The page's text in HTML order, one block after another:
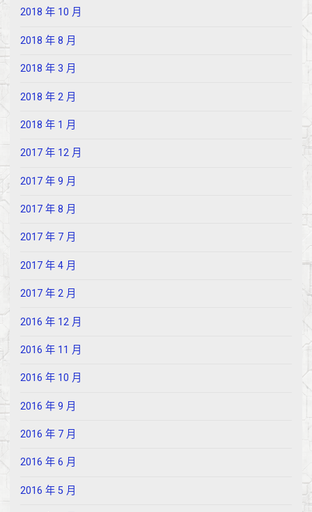
2018 年 10 月
2018 年 8 月
2018 年 3 月
2018 年 2 月
2018 年 1 月
2017 年 12 月
2017 年 9 月
2017 年 8 月
2017 年 7 月
2017 年 4 月
2017 年 2 月
2016 年 12 月
2016 年 11 月
2016 年 10 月
2016 年 9 月
2016 年 7 月
2016 年 6 月
2016 年 5 月